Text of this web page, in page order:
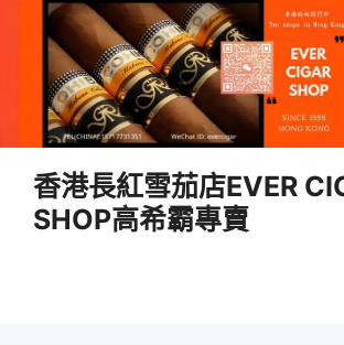
香港長紅雪茄店EVER
SHOP高希霸專賣